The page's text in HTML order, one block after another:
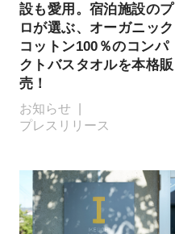
設も愛⽤。宿泊施設のプ
ロが選ぶ、オーガニック
コットン100％のコンパ
クトバスタオルを本格販
売！
お知らせ
プレスリリース